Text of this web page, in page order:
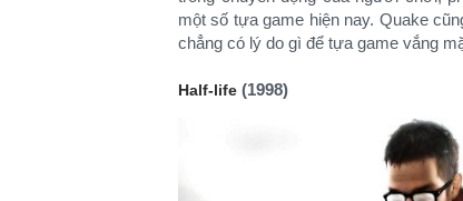
một số tựa game hiện nay. Quake
chẳng có lý do gì để tựa game vắng
Half-life (1998)